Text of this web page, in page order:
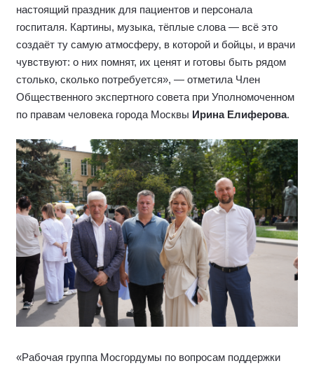
настоящий праздник для пациентов и персонала
госпиталя. Картины, музыка, тёплые слова — всё это
создаёт ту самую атмосферу, в которой и бойцы, и врачи
чувствуют: о них помнят, их ценят и готовы быть рядом
столько, сколько потребуется», — отметила Член
Общественного экспертного совета при Уполномоченном
по правам человека города Москвы Ирина Елиферова.
«Рабочая группа Мосгордумы по вопросам поддержки